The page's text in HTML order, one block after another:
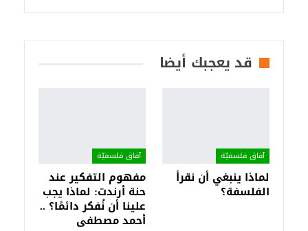
قد يعجبك أيضا
آفاق فلسفيّة‎
لماذا ينبغي أن نقرأ
الفلسفة؟
آفاق فلسفيّة‎
مفهوم التفكير عند
حنة أرندت: لماذا يجب
علينا أن نُفكر دائمًا؟ ..
أحمد مصطفى